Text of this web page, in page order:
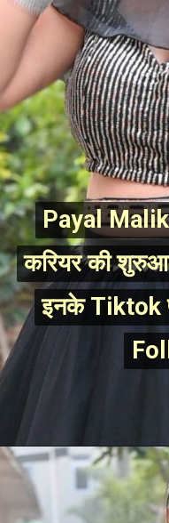
Payal Malik
करियर की
इनके Tiktok
Payal Malik
करियर की
इनके Tiktok